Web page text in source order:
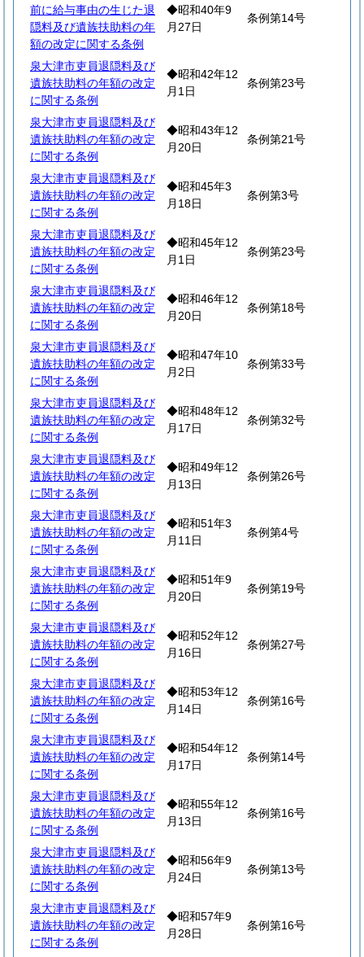
前に給与事由の生じた退
隠料及び遺族扶助料の年
額の改定に関する条例
◆昭和40年9
月27日
条例第14号
泉大津市吏員退隠料及び
遺族扶助料の年額の改定
に関する条例
◆昭和42年12
月1日
条例第23号
泉大津市吏員退隠料及び
遺族扶助料の年額の改定
に関する条例
◆昭和43年12
月20日
条例第21号
泉大津市吏員退隠料及び
遺族扶助料の年額の改定
に関する条例
◆昭和45年3
月18日
条例第3号
泉大津市吏員退隠料及び
遺族扶助料の年額の改定
に関する条例
◆昭和45年12
月1日
条例第23号
泉大津市吏員退隠料及び
遺族扶助料の年額の改定
に関する条例
◆昭和46年12
月20日
条例第18号
泉大津市吏員退隠料及び
遺族扶助料の年額の改定
に関する条例
◆昭和47年10
月2日
条例第33号
泉大津市吏員退隠料及び
遺族扶助料の年額の改定
に関する条例
◆昭和48年12
月17日
条例第32号
泉大津市吏員退隠料及び
遺族扶助料の年額の改定
に関する条例
◆昭和49年12
月13日
条例第26号
泉大津市吏員退隠料及び
遺族扶助料の年額の改定
に関する条例
◆昭和51年3
月11日
条例第4号
泉大津市吏員退隠料及び
遺族扶助料の年額の改定
に関する条例
◆昭和51年9
月20日
条例第19号
泉大津市吏員退隠料及び
遺族扶助料の年額の改定
に関する条例
◆昭和52年12
月16日
条例第27号
泉大津市吏員退隠料及び
遺族扶助料の年額の改定
に関する条例
◆昭和53年12
月14日
条例第16号
泉大津市吏員退隠料及び
遺族扶助料の年額の改定
に関する条例
◆昭和54年12
月17日
条例第14号
泉大津市吏員退隠料及び
遺族扶助料の年額の改定
に関する条例
◆昭和55年12
月13日
条例第16号
泉大津市吏員退隠料及び
遺族扶助料の年額の改定
に関する条例
◆昭和56年9
月24日
条例第13号
泉大津市吏員退隠料及び
遺族扶助料の年額の改定
に関する条例
◆昭和57年9
月28日
条例第16号